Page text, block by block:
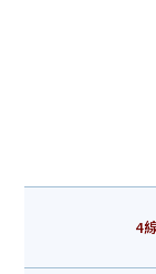
4